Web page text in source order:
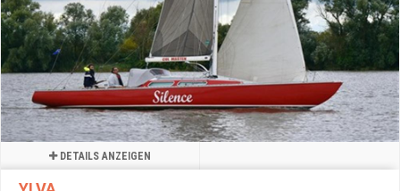
DETAILS ANZEIGEN